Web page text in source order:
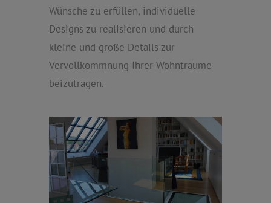
Wünsche zu erfüllen, individuelle
Designs zu realisieren und durch
kleine und große Details zur
Vervollkommnung Ihrer Wohnträume
beizutragen.